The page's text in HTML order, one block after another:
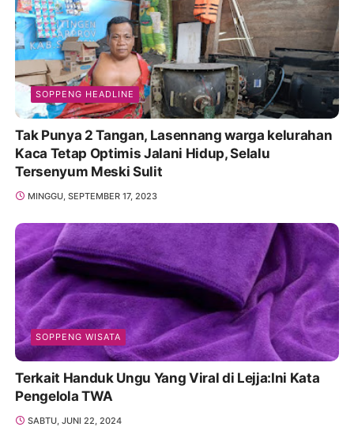
SOPPENG HEADLINE
Tak Punya 2 Tangan, Lasennang warga kelurahan
Kaca Tetap Optimis Jalani Hidup, Selalu
Tersenyum Meski Sulit
MINGGU, SEPTEMBER 17, 2023
SOPPENG WISATA
Terkait Handuk Ungu Yang Viral di Lejja:Ini Kata
Pengelola TWA
SABTU, JUNI 22, 2024